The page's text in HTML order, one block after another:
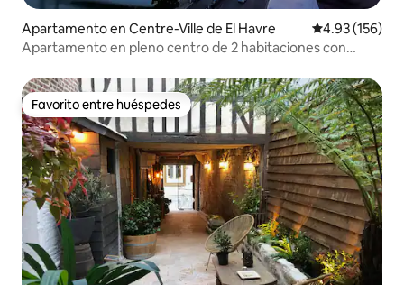
Apartamento en Centre-Ville de El Havre​ Calificación
4.93 (156)
Apartamento en pleno centro de 2 habitaciones con
Favorito entre huéspedes
Favorito entre huéspedes